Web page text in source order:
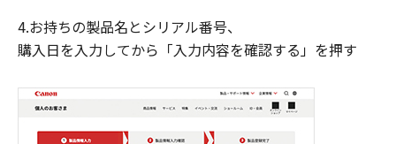
4.お持ちの製品名とシリアル番号、
購入日を入力してから「入力内容を確認する」を押す